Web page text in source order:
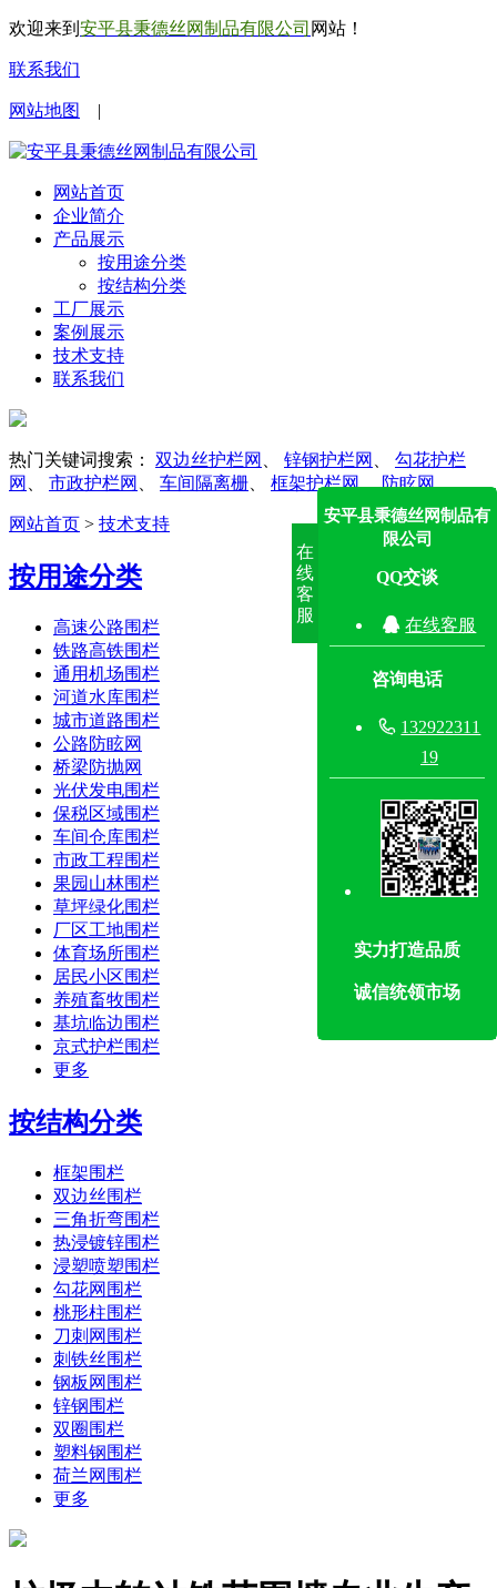
欢迎来到 安平县秉德丝网制品有限公司 网站！
联系我们
网站地图 |
网站首页
企业简介
产品展示
按用途分类
按结构分类
工厂展示
案例展示
技术支持
联系我们
热门关键词搜索： 双边丝护栏网 锌钢护栏网
勾花护栏
网
市政护栏网 车间隔离栅 框架护栏网、防眩网
网站首页 > 技术支持
按用途分类
高速公路围栏
铁路高铁围栏
通用机场围栏
河道水库围栏
城市道路围栏
公路防眩网
桥梁防抛网
光伏发电围栏
保税区域围栏
车间仓库围栏
市政工程围栏
果园山林围栏
草坪绿化围栏
厂区工地围栏
体育场所围栏
居民小区围栏
养殖畜牧围栏
基坑临边围栏
京式护栏围栏
更多
按结构分类
框架围栏
双边丝围栏
三角折弯围栏
热浸镀锌围栏
浸塑喷塑围栏
勾花网围栏
桃形柱围栏
刀刺网围栏
刺铁丝围栏
钢板网围栏
锌钢围栏
双圈围栏
塑料钢围栏
荷兰网围栏
更多
在
线
客
服
安平县秉德丝网制品有
限公司
QQ交谈
 在线客服
咨询电话
 132922311
19
实力打造品质
诚信统领市场